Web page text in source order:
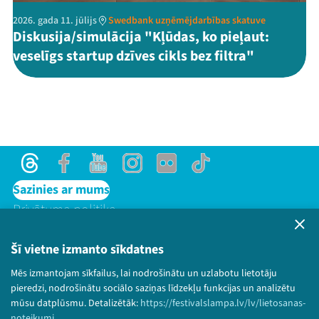
Šī vietne izmanto sīkdatnes
Mēs izmantojam sīkfailus, lai nodrošinātu un uzlabotu lietotāju
pieredzi, nodrošinātu sociālo saziņas līdzekļu funkcijas un analizētu
mūsu datplūsmu. Detalizētāk: https://festivalslampa.lv/lv/lietosanas-
2026. gada 11. jūlijs Swedbank uzņēmējdarbības skatuve
Diskusija/simulācija "Kļūdas, ko pieļaut:
veselīgs startup dzīves cikls bez filtra"
ThreadsFacebookYoutubeInstagram
Flick TikTok
Sazinies ar mums
Privātuma politika
Bērnu aizsardzības politika
© 2026 Sarunu festivāls LAMPA Visas tiesības
paturētas.